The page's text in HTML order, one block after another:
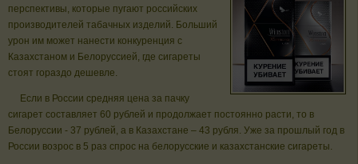
перспективы, которые пугают российских
производителей табачных изделий. Больший
урон им может нанести конкуренция с
Казахстаном и Белоруссией, где сигареты
стоят гораздо дешевле.
Если в России средняя цена за пачку
сигарет составляет 60 рублей и продолжает постоянно расти, то в
Белоруссии - 37 рублей, а в Казахстане – 43 рубля. Уже за прошлый год в
России возрос в 5 раз спрос на белорусские и казахстанские сигареты.